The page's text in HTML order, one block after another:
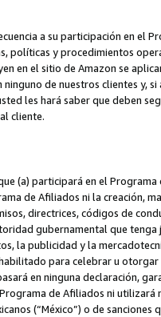
a su participación en el
políticas y procedimientos
en el sitio de Amazon se
de nuestros clientes y,
les hará saber que deben
cliente.
(a) participará en el
de Afiliados ni la creación,
directrices, códigos de
gubernamental que
la publicidad y la
para celebrar u
en ninguna declaración,
de Afiliados ni
(“México”) o de